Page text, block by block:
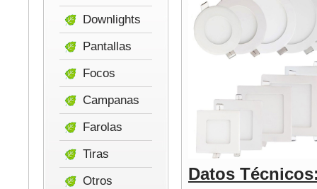
Datos
Downlights
Pantallas
Focos
Campanas
Farolas
Tiras
Otros